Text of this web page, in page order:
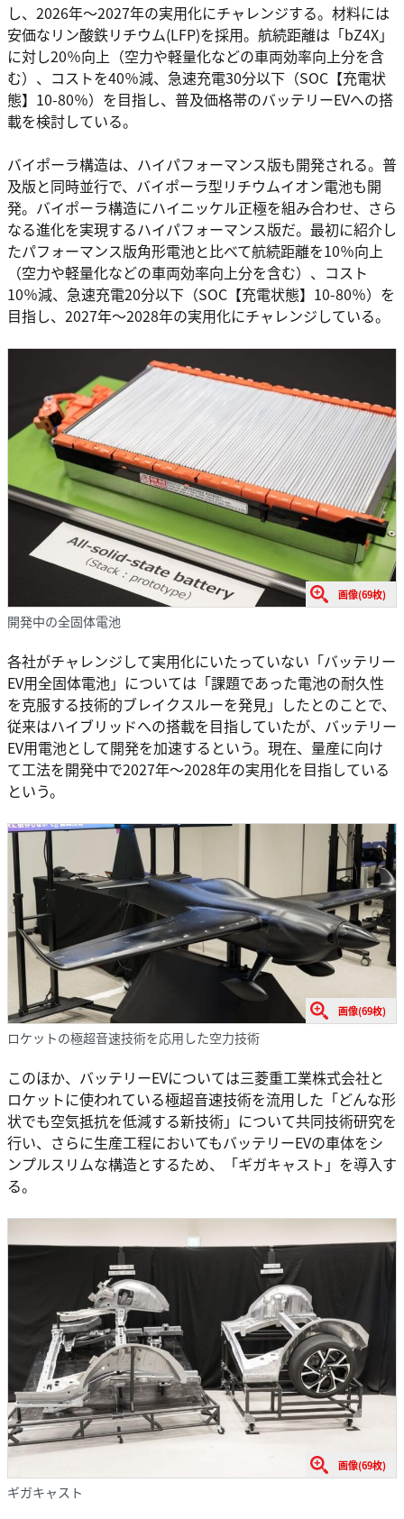
し、2026年〜2027年の実用化にチャレンジする。材料には
安価なリン酸鉄リチウム(LFP)を採用。航続距離は「bZ4X」
に対し20％向上（空力や軽量化などの車両効率向上分を含
む）、コストを40％減、急速充電30分以下（SOC【充電状
態】10-80％）を目指し、普及価格帯のバッテリーEVへの搭
載を検討している。
バイポーラ構造は、ハイパフォーマンス版も開発される。普
及版と同時並行で、バイポーラ型リチウムイオン電池も開
発。バイポーラ構造にハイニッケル正極を組み合わせ、さら
なる進化を実現するハイパフォーマンス版だ。最初に紹介し
たパフォーマンス版角形電池と比べて航続距離を10％向上
（空力や軽量化などの車両効率向上分を含む）、コスト
10％減、急速充電20分以下（SOC【充電状態】10-80％）を
目指し、2027年〜2028年の実用化にチャレンジしている。
画像(69枚)
開発中の全固体電池
各社がチャレンジして実用化にいたっていない「バッテリー
EV用全固体電池」については「課題であった電池の耐久性
を克服する技術的ブレイクスルーを発見」したとのことで、
従来はハイブリッドへの搭載を目指していたが、バッテリー
EV用電池として開発を加速するという。現在、量産に向け
て工法を開発中で2027年〜2028年の実用化を目指している
という。
画像(69枚)
ロケットの極超音速技術を応用した空力技術
このほか、バッテリーEVについては三菱重工業株式会社と
ロケットに使われている極超音速技術を流用した「どんな形
状でも空気抵抗を低減する新技術」について共同技術研究を
行い、さらに生産工程においてもバッテリーEVの車体をシ
ンプルスリムな構造とするため、「ギガキャスト」を導入す
る。
画像(69枚)
ギガキャスト